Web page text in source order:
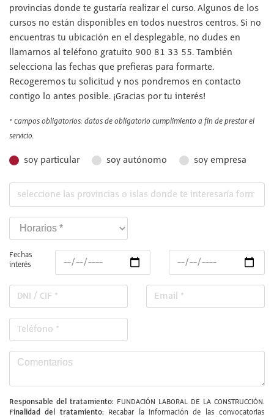
provincias donde te gustaría realizar el curso. Algunos de los
cursos no están disponibles en todos nuestros centros. Si no
encuentras tu ubicación en el desplegable, no dudes en
llamarnos al teléfono gratuito 900 81 33 55. También
selecciona las fechas que prefieras para formarte.
Recogeremos tu solicitud y nos pondremos en contacto
contigo lo antes posible. ¡Gracias por tu interés!
* Campos obligatorios: datos de obligatorio cumplimiento a fin de prestar el
servicio.
soy particular soy autónomo soy empresa
Fechas
interés
Responsable del tratamiento: FUNDACIÓN LABORAL DE LA CONSTRUCCIÓN.
Finalidad del tratamiento: Recabar la información de las convocatorias